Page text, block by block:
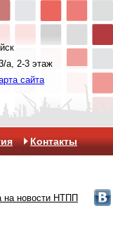
а, 2-3 этаж
сайта
Контакты
на новости НТПП